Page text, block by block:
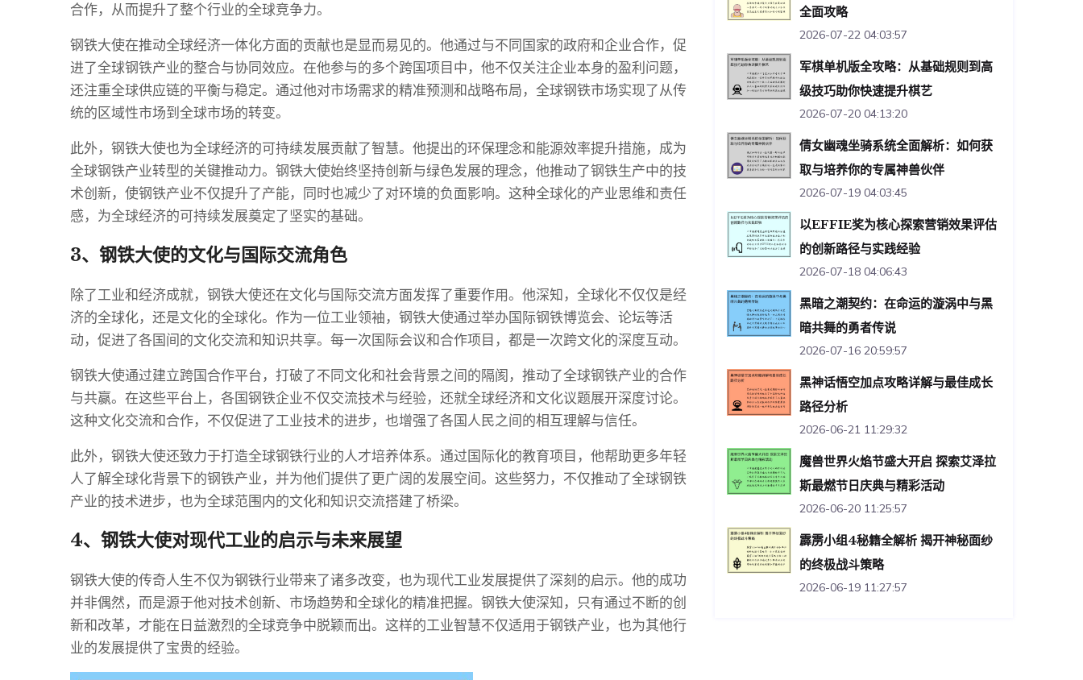
合作，从而提升了整个行业的全球竞争力。
钢铁大使在推动全球经济一体化方面的贡献也是显而易见的。他通过与不同国家的政府和企业合作，促
进了全球钢铁产业的整合与协同效应。在他参与的多个跨国项目中，他不仅关注企业本身的盈利问题，
还注重全球供应链的平衡与稳定。通过他对市场需求的精准预测和战略布局，全球钢铁市场实现了从传
统的区域性市场到全球市场的转变。
此外，钢铁大使也为全球经济的可持续发展贡献了智慧。他提出的环保理念和能源效率提升措施，成为
全球钢铁产业转型的关键推动力。钢铁大使始终坚持创新与绿色发展的理念，他推动了钢铁生产中的技
术创新，使钢铁产业不仅提升了产能，同时也减少了对环境的负面影响。这种全球化的产业思维和责任
感，为全球经济的可持续发展奠定了坚实的基础。
3、钢铁大使的文化与国际交流角色
除了工业和经济成就，钢铁大使还在文化与国际交流方面发挥了重要作用。他深知，全球化不仅仅是经
济的全球化，还是文化的全球化。作为一位工业领袖，钢铁大使通过举办国际钢铁博览会、论坛等活
动，促进了各国间的文化交流和知识共享。每一次国际会议和合作项目，都是一次跨文化的深度互动。
钢铁大使通过建立跨国合作平台，打破了不同文化和社会背景之间的隔阂，推动了全球钢铁产业的合作
与共赢。在这些平台上，各国钢铁企业不仅交流技术与经验，还就全球经济和文化议题展开深度讨论。
这种文化交流和合作，不仅促进了工业技术的进步，也增强了各国人民之间的相互理解与信任。
此外，钢铁大使还致力于打造全球钢铁行业的人才培养体系。通过国际化的教育项目，他帮助更多年轻
人了解全球化背景下的钢铁产业，并为他们提供了更广阔的发展空间。这些努力，不仅推动了全球钢铁
产业的技术进步，也为全球范围内的文化和知识交流搭建了桥梁。
4、钢铁大使对现代工业的启示与未来展望
钢铁大使的传奇人生不仅为钢铁行业带来了诸多改变，也为现代工业发展提供了深刻的启示。他的成功
并非偶然，而是源于他对技术创新、市场趋势和全球化的精准把握。钢铁大使深知，只有通过不断的创
新和改革，才能在日益激烈的全球竞争中脱颖而出。这样的工业智慧不仅适用于钢铁产业，也为其他行
业的发展提供了宝贵的经验。
全面攻略
2026-07-22 04:03:57
军棋单机版全攻略：从基础规则到高
级技巧助你快速提升棋艺
2026-07-20 04:13:20
倩女幽魂坐骑系统全面解析：如何获
取与培养你的专属神兽伙伴
2026-07-19 04:03:45
以EFFIE奖为核心探索营销效果评估
的创新路径与实践经验
2026-07-18 04:06:43
黑暗之潮契约：在命运的漩涡中与黑
暗共舞的勇者传说
2026-07-16 20:59:57
黑神话悟空加点攻略详解与最佳成长
路径分析
2026-06-21 11:29:32
魔兽世界火焰节盛大开启 探索艾泽拉
斯最燃节日庆典与精彩活动
2026-06-20 11:25:57
霹雳小组4秘籍全解析 揭开神秘面纱
的终极战斗策略
2026-06-19 11:27:57